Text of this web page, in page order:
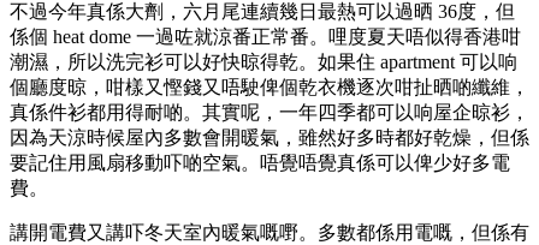
不過今年真係大劑，六月尾連續幾日最熱可以過晒 36度，但
係個 heat dome 一過咗就涼番正常番。哩度夏天唔似得香港咁
潮濕，所以洗完衫可以好快晾得乾。如果住 apartment 可以响
個廳度晾，咁樣又慳錢又唔駛俾個乾衣機逐次咁扯晒啲纖維，
真係件衫都用得耐啲。其實呢，一年四季都可以响屋企晾衫，
因為天涼時候屋內多數會開暖氣，雖然好多時都好乾燥，但係
要記住用風扇移動吓啲空氣。唔覺唔覺真係可以俾少好多電
費。
講開電費又講吓冬天室內暖氣嘅嘢。多數都係用電嘅，但係有